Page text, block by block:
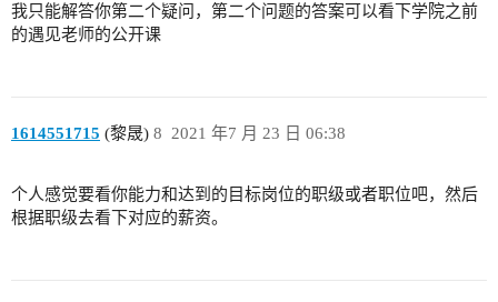
我只能解答你第二个疑问，第二个问题的答案可以看下学院之前
的遇见老师的公开课
1614551715 (黎晟) 2021 年7 月 23 日 06:38
8
个人感觉要看你能力和达到的目标岗位的职级或者职位吧，然后
根据职级去看下对应的薪资。